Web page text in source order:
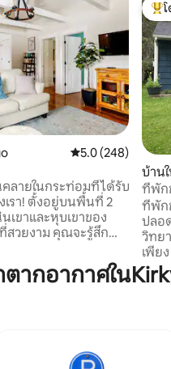
คะแนนเฉลี่ย 5.0 จ
5.0 (248)
ลายในกระท่อมที่ได้รับ
เรา! ตั้งอยู่บนพื้นที่ 2
เขาและหุบเขาของ
สวยงาม คุณจะรู้สึก
สวยงามนี้ เดิน 5 นาที
Falls Park ที่มี
ไมล์
โด
บ้าน
ที่พัก
ที่พัก
ปลอ
วิทย
เพีย
แหล่
เพ
กอากาศใน